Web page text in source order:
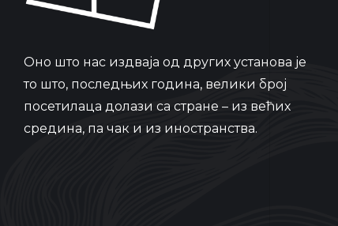
Oно што нас издваја од других установа је
то што, последњих година, велики број
посетилаца долази са стране – из већих
средина, па чак и из иностранства.